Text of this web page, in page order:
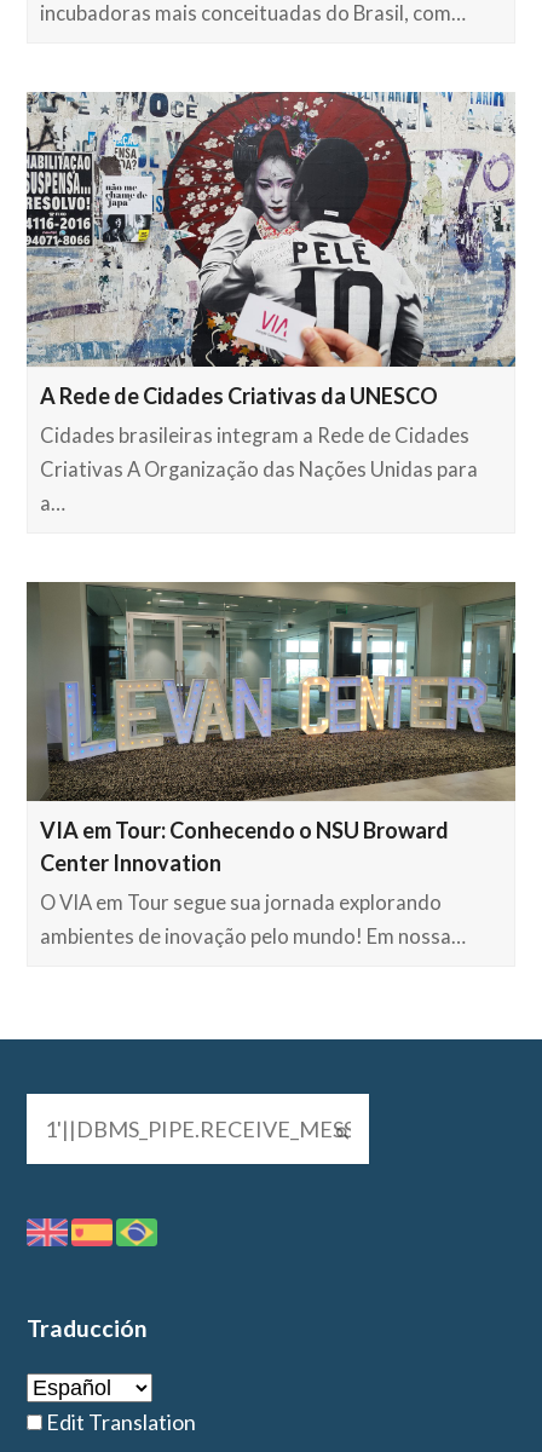
incubadoras mais conceituadas do Brasil, com…
A Rede de Cidades Criativas da UNESCO
Cidades brasileiras integram a Rede de Cidades
Criativas A Organização das Nações Unidas para
a…
VIA em Tour: Conhecendo o NSU Broward
Center Innovation
O VIA em Tour segue sua jornada explorando
ambientes de inovação pelo mundo! Em nossa…
Traducción
Edit Translation